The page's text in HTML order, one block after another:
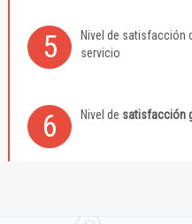
5 Nivel de satisfacción
servicio
6 Nivel de satisfacción